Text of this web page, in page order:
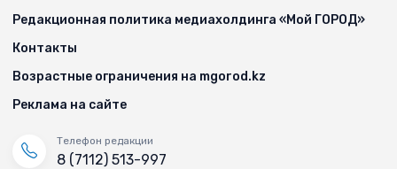
Редакционная политика медиахолдинга «Мой ГОРОД»
Контакты
Возрастные ограничения на mgorod.kz
Реклама на сайте
Телефон редакции
8 (7112) 513-997